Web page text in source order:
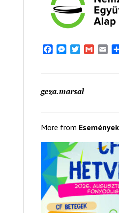
FacebookMessenger
TwitterGmail
geza.marsal
More from Események